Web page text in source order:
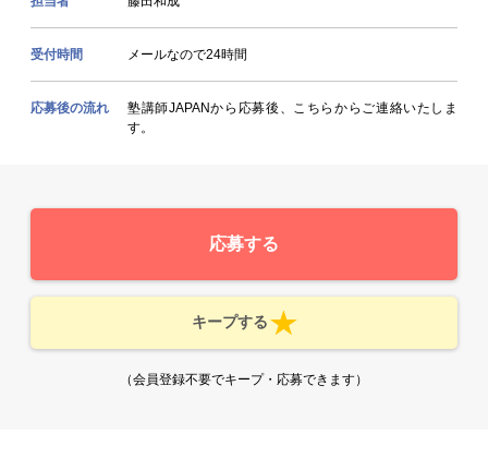
受付時間 メールなので24時間
応募後の流れ
塾講師JAPANから応募後、こちらからご連絡いたしま
す。
応募する
キープする
（会員登録不要でキープ・応募できます）